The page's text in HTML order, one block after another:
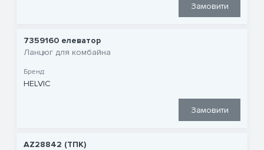
Замовити
7359160 елеватор
Ланцюг для комбайна
Бренд:
HELVIC
Замовити
AZ28842 (ТПК)